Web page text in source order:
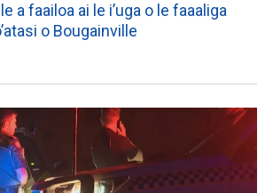
a faailoa ai le i’uga o le faaaliga
o Bougainville